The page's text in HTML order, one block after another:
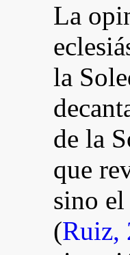
La
la
de la
que
sino
(Ruiz,